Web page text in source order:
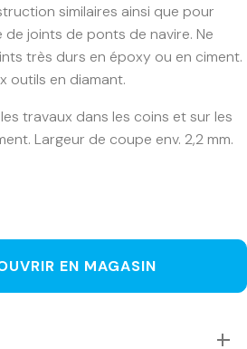
similaires ainsi que pour
joints de ponts de navire. Ne
très durs en époxy ou en ciment.
outils en diamant.
travaux dans les coins et sur les
Largeur de coupe env. 2,2 mm.
EN MAGASIN